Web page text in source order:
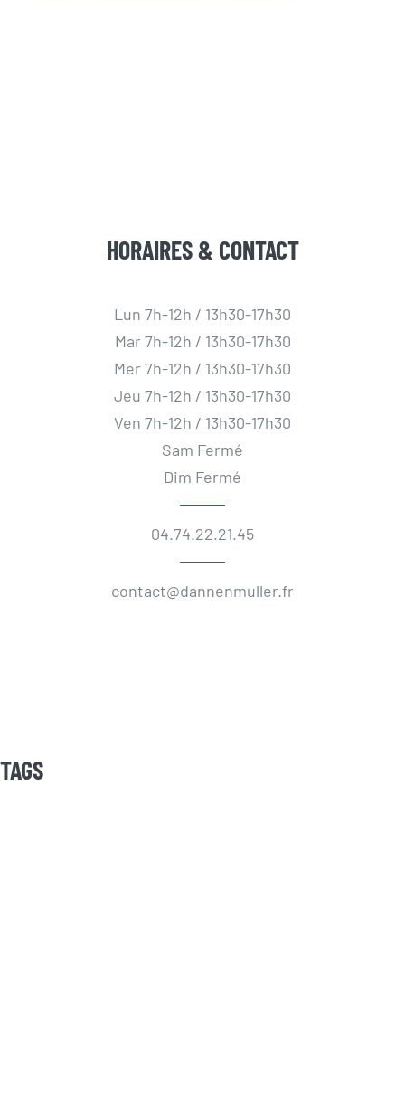
HORAIRES & CONTACT
Lun 7h-12h / 13h30-17h30
Mar 7h-12h / 13h30-17h30
Mer 7h-12h / 13h30-17h30
Jeu 7h-12h / 13h30-17h30
Ven 7h-12h / 13h30-17h30
Sam Fermé
Dim Fermé
04.74.22.21.45
contact@dannenmuller.fr
TAGS